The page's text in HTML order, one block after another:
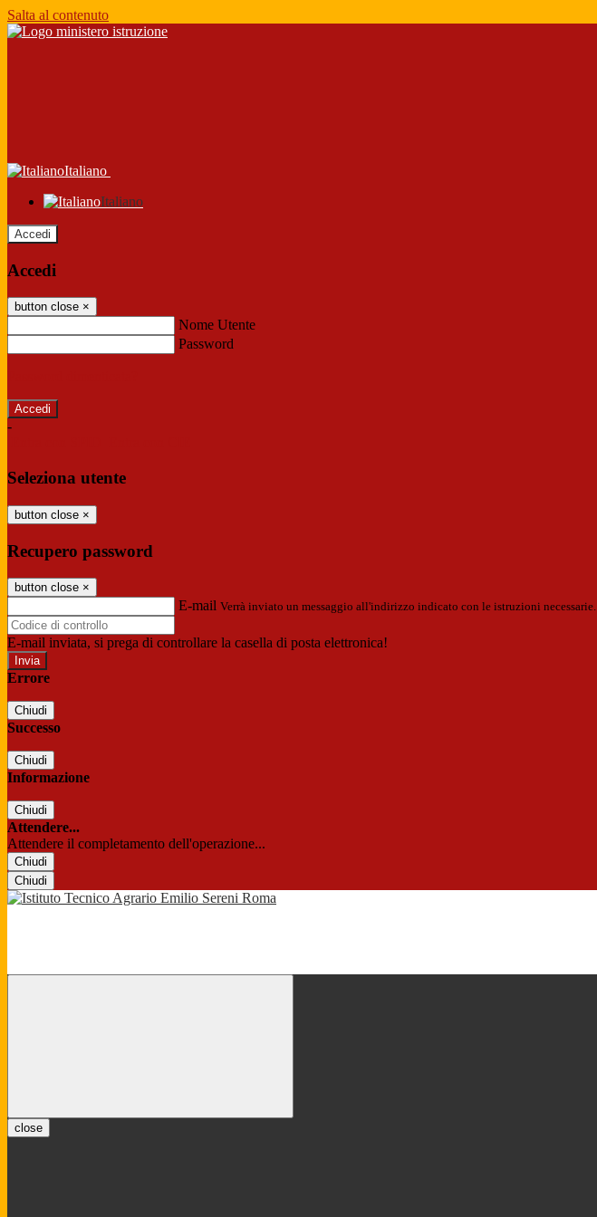
Salta al contenuto
Italiano
Italiano
Accedi
Accedi
button close ×
Nome Utente
Password
-
Seleziona utente
button close ×
Recupero password
button close ×
E-mail Verrà inviato un messaggio all'indirizzo indicato con le istruzioni necessarie.
E-mail inviata, si prega di controllare la casella di posta elettronica!
Errore
Chiudi
Successo
Chiudi
Informazione
Chiudi
Attendere...
Attendere il completamento dell'operazione...
Chiudi
Chiudi
close